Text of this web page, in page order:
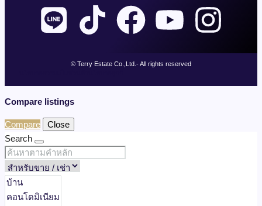
© Terry Estate Co.,Ltd.- All rights reserved
Compare listings
Compare
Close
Search